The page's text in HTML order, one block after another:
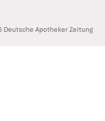
Deutsche Apotheker Zeitung